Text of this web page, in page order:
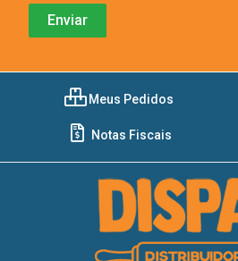
Meus Pedidos
Notas Fiscais